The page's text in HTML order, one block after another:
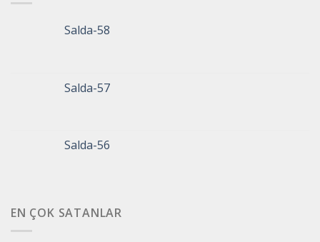
Salda-58
Salda-57
Salda-56
EN ÇOK SATANLAR